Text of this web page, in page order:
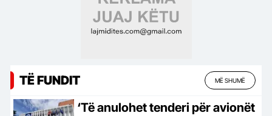
TË FUNDIT MË SHUMË
‘Të anulohet tenderi për avionët